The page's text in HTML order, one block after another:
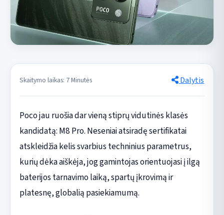
Skaitymo laikas: 7 Minutės Dalytis
Poco jau ruošia dar vieną stiprų vidutinės klasės
kandidatą: M8 Pro. Neseniai atsiradę sertifikatai
atskleidžia kelis svarbius techninius parametrus,
kurių dėka aiškėja, jog gamintojas orientuojasi į ilgą
baterijos tarnavimo laiką, spartų įkrovimą ir
platesnę, globalią pasiekiamumą.